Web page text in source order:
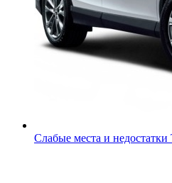
Слабые места и